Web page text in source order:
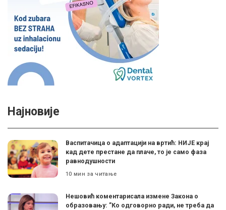
Најновије
Васпитачица о адаптацији на вртић: НИЈЕ крај
кад дете престане да плаче, то је само фаза
равнодушности
10 мин за читање
Нешовић коментарисала измене Закона о
образовању: ”Ко одговорно ради, не треба да